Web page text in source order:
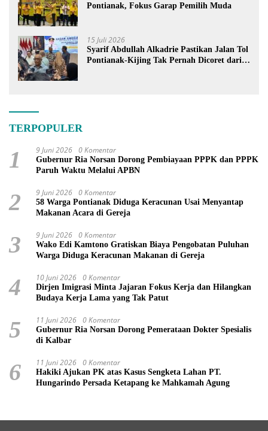
Pontianak, Fokus Garap Pemilih Muda
15 Juli 2026
Syarif Abdullah Alkadrie Pastikan Jalan Tol
Pontianak-Kijing Tak Pernah Dicoret dari
TERPOPULER
1 9 Juni 2026 0 Komentar
Gubernur Ria Norsan Dorong Pembiayaan PPPK dan PPPK
Paruh Waktu Melalui APBN
2 9 Juni 2026 0 Komentar
58 Warga Pontianak Diduga Keracunan Usai Menyantap
Makanan Acara di Gereja
3 9 Juni 2026 0 Komentar
Wako Edi Kamtono Gratiskan Biaya Pengobatan Puluhan
Warga Diduga Keracunan Makanan di Gereja
4 10 Juni 2026 0 Komentar
Dirjen Imigrasi Minta Jajaran Fokus Kerja dan Hilangkan
Budaya Kerja Lama yang Tak Patut
5 11 Juni 2026 0 Komentar
Gubernur Ria Norsan Dorong Pemerataan Dokter Spesialis
di Kalbar
6 11 Juni 2026 0 Komentar
Hakiki Ajukan PK atas Kasus Sengketa Lahan PT.
Hungarindo Persada Ketapang ke Mahkamah Agung